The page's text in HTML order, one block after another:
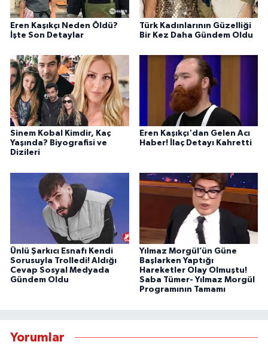
Eren Kaşıkçı Neden Öldü?
İşte Son Detaylar
Türk Kadınlarının Güzelliği
Bir Kez Daha Gündem Oldu
Sinem Kobal Kimdir, Kaç
Yaşında? Biyografisi ve
Dizileri
Eren Kaşıkçı'dan Gelen Acı
Haber! İlaç Detayı Kahretti
Ünlü Şarkıcı Esnafı Kendi
Sorusuyla Trolledi! Aldığı
Cevap Sosyal Medyada
Gündem Oldu
Yılmaz Morgül’ün Güne
Başlarken Yaptığı
Hareketler Olay Olmuştu!
Saba Tümer- Yılmaz Morgül
Programının Tamamı
Yorumlar